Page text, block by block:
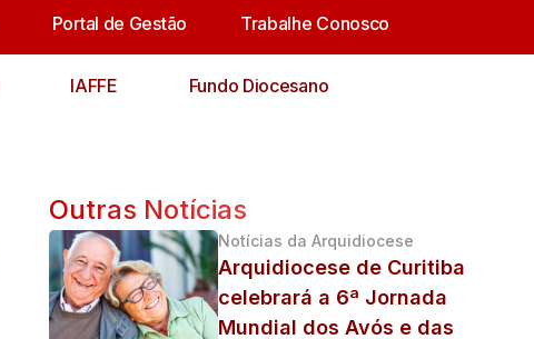
Portal de Gestão Trabalhe Conosco
IAFFE Fundo Diocesano
Outras Notícias
Notícias da Arquidiocese
Arquidiocese de Curitiba
celebrará a 6ª Jornada
Mundial dos Avós e das